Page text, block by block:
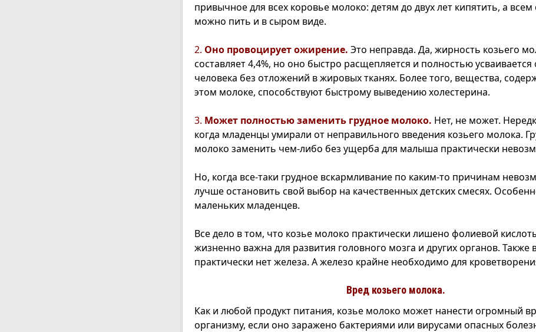
привычное для всех коровье молоко: детям до двух лет кипятить, а
можно пить и в сыром виде.
2. Оно провоцирует ожирение. Это неправда. Да, жирность козьего
составляет 4,4%, но оно быстро расщепляется и полностью
человека без отложений в жировых тканях. Более того, вещества,
этом молоке, способствуют быстрому выведению холестерина.
3. Может полностью заменить грудное молоко. Нет, не может.
когда младенцы умирали от неправильного введения козьего молока.
молоко заменить чем-либо без ущерба для малыша практически
Но, когда все-таки грудное вскармливание по каким-то причинам
лучше остановить свой выбор на качественных детских смесях.
маленьких младенцев.
Все дело в том, что козье молоко практически лишено фолиевой
жизненно важна для развития головного мозга и других органов. Также
практически нет железа. А железо крайне необходимо для
Вред козьего молока.
Как и любой продукт питания, козье молоко может нанести огромный
организму, если оно заражено бактериями или вирусами опасных